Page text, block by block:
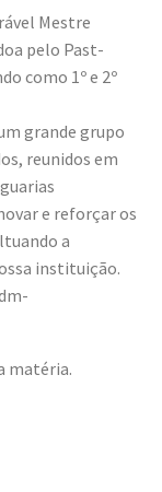
Mestre
pelo Past-
como 1º e 2º
grande grupo
reunidos em
e reforçar os
a
instituição.
matéria.